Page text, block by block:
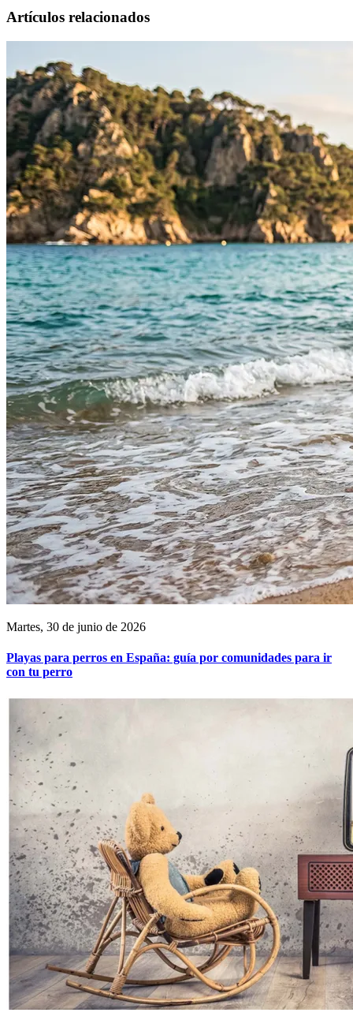
Artículos relacionados
Martes, 30 de junio de 2026
Playas para perros en España: guía por comunidades para ir
con tu perro